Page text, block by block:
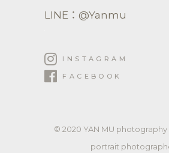
LINE：@Yanmu
INSTAGRAM
FACEBOOK
© 2020 YAN MU
portrait